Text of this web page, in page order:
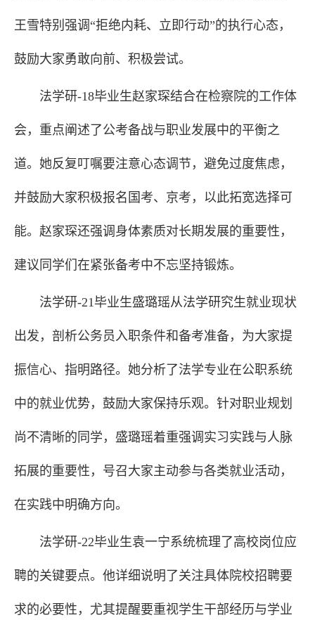
王雪特别强调“拒绝内耗、立即行动”的执行心态，
鼓励大家勇敢向前、积极尝试。
法学研-18毕业生赵家琛结合在检察院的工作体
会，重点阐述了公考备战与职业发展中的平衡之
道。她反复叮嘱要注意心态调节，避免过度焦虑，
并鼓励大家积极报名国考、京考，以此拓宽选择可
能。赵家琛还强调身体素质对长期发展的重要性，
建议同学们在紧张备考中不忘坚持锻炼。
法学研-21毕业生盛璐瑶从法学研究生就业现状
出发，剖析公务员入职条件和备考准备，为大家提
振信心、指明路径。她分析了法学专业在公职系统
中的就业优势，鼓励大家保持乐观。针对职业规划
尚不清晰的同学，盛璐瑶着重强调实习实践与人脉
拓展的重要性，号召大家主动参与各类就业活动，
在实践中明确方向。
法学研-22毕业生袁一宁系统梳理了高校岗位应
聘的关键要点。他详细说明了关注具体院校招聘要
求的必要性，尤其提醒要重视学生干部经历与学业